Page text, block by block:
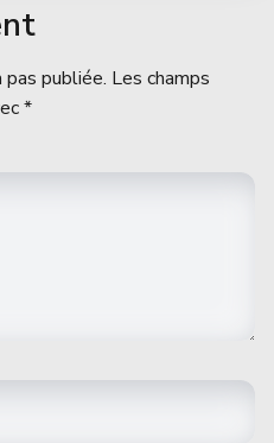
publiée. Les champs
*